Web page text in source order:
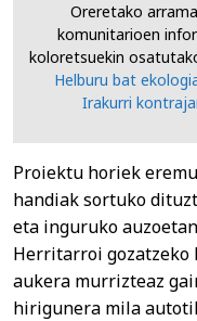
Oreretako
komunitarioen
koloretsuekin
Helburu bat
Irakurri
Proiektu horiek
handiak sortuko
eta inguruko
Herritarroi gozatzeko
aukera murrizteaz
hirigunera mila